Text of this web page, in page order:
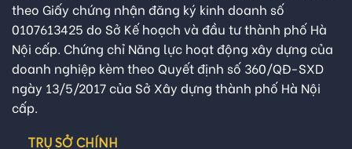
theo Giấy chứng nhận đăng ký kinh doanh số
0107613425 do Sở Kế hoạch và đầu tư thành phố Hà
Nội cấp. Chứng chỉ Năng lực hoạt động xây dựng của
doanh nghiệp kèm theo Quyết định số 360/QĐ-SXD
ngày 13/5/2017 của Sở Xây dựng thành phố Hà Nội
cấp.
TRỤ SỞ CHÍNH